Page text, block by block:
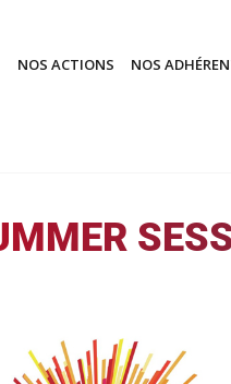
NOS ACTIONS NOS